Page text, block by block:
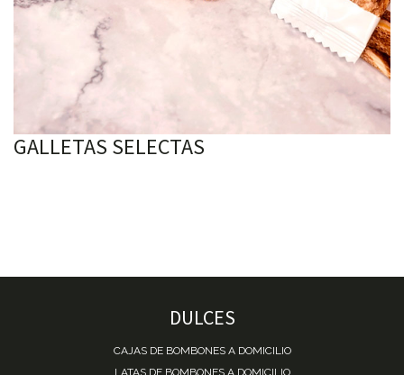
GALLETAS SELECTAS
DULCES
CAJAS DE BOMBONES A DOMICILIO
LATAS DE BOMBONES A DOMICILIO